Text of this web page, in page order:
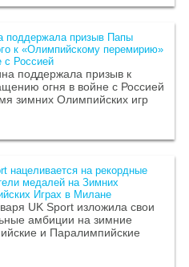
поддержала призыв Папы
к «Олимпийскому перемирию»
с Россией
поддержала призыв к
огня в войне с Россией
зимних Олимпийских игр
нацеливается на рекордные
медалей на Зимних
Играх в Милане
UK Sport изложила свои
амбиции на зимние
и Паралимпийские